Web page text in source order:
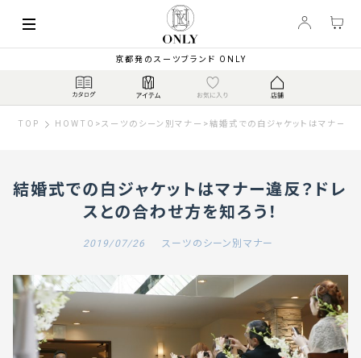
京都発のスーツブランド ONLY
TOP HOWTO >スーツのシーン別マナー >結婚式での白ジャケットはマナー違
結婚式での白ジャケットはマナー違反？ドレ
スとの合わせ方を知ろう！
2019/07/26 スーツのシーン別マナー